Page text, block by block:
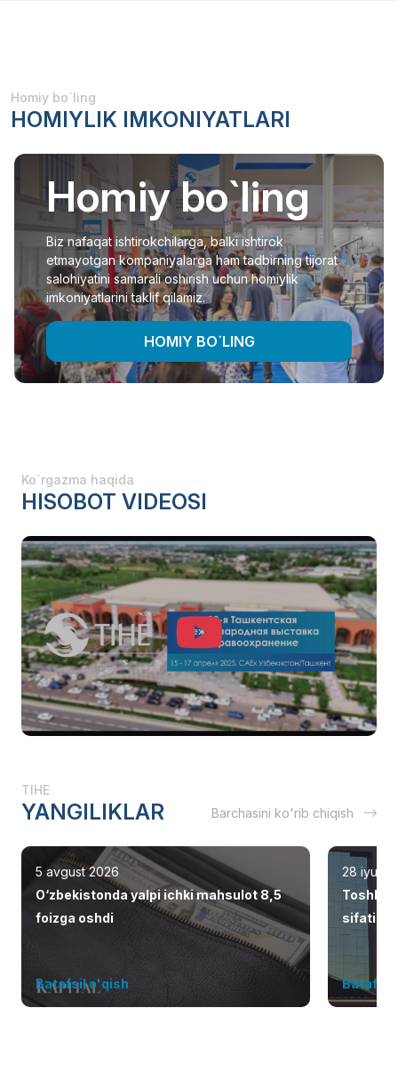
Homiy bo`ling
HOMIYLIK IMKONIYATLARI
Homiy bo`ling
Biz nafaqat ishtirokchilarga, balki ishtirok
etmayotgan kompaniyalarga ham tadbirning tijorat
salohiyatini samarali oshirish uchun homiylik
imkoniyatlarini taklif qilamiz.
HOMIY BO`LING
Ko`rgazma haqida
HISOBOT VIDEOSI
TIHE
YANGILIKLAR Barchasini ko'rib chiqish
5 avgust 2026
O‘zbekistonda yalpi ichki mahsulot 8,5
foizga oshdi
Batafsil o'qish
28 iyul
Batafsil